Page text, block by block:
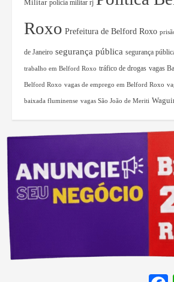
Militar polícia militar rj
Roxo Prefeitura de Belford Roxo
de Janeiro segurança pública segurança
trabalho em Belford Roxo tráfico de drogas vagas
Belford Roxo vagas de emprego em Belford Roxo
baixada fluminense vagas São João de Meriti